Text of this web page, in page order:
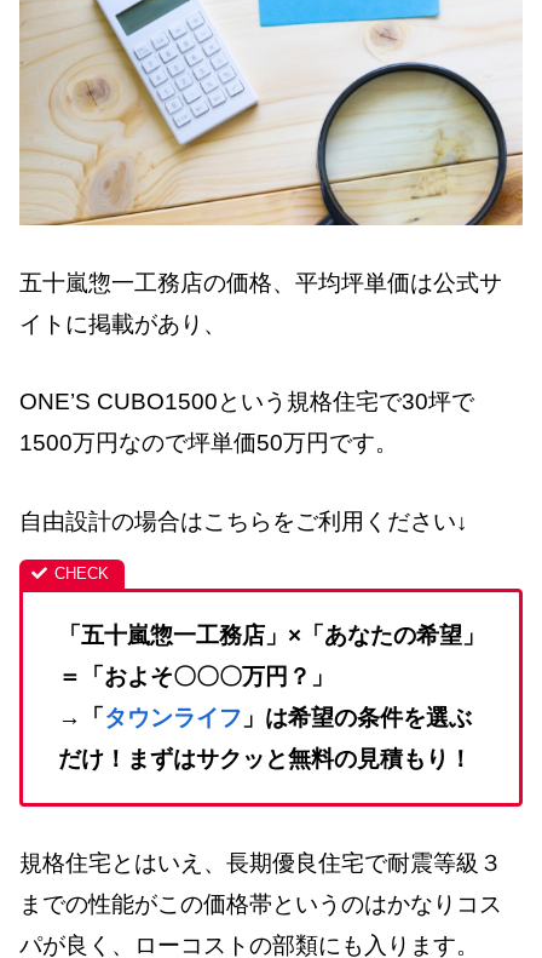
五十嵐惣一工務店の価格、平均坪単価は公式サ
イトに掲載があり、
ONE’S CUBO1500という規格住宅で30坪で
1500万円なので坪単価50万円です。
自由設計の場合はこちらをご利用ください↓
「五十嵐惣一工務店」×「あなたの希望」
＝「およそ〇〇〇万円？」
→「タウンライフ 」は希望の条件を選ぶ
だけ！まずはサクッと無料の見積もり！
規格住宅とはいえ、長期優良住宅で耐震等級３
までの性能がこの価格帯というのはかなりコス
パが良く、ローコストの部類にも入ります。